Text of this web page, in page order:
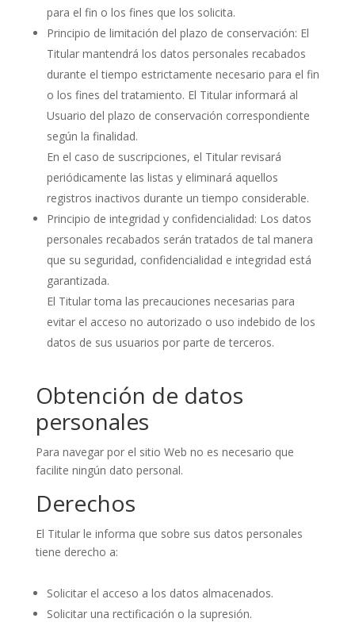
para el fin o los fines que los solicita.
Principio de limitación del plazo de conservación: El
Titular mantendrá los datos personales recabados
durante el tiempo estrictamente necesario para el fin
o los fines del tratamiento. El Titular informará al
Usuario del plazo de conservación correspondiente
según la finalidad.
En el caso de suscripciones, el Titular revisará
periódicamente las listas y eliminará aquellos
registros inactivos durante un tiempo considerable.
Principio de integridad y confidencialidad: Los datos
personales recabados serán tratados de tal manera
que su seguridad, confidencialidad e integridad está
garantizada.
El Titular toma las precauciones necesarias para
evitar el acceso no autorizado o uso indebido de los
datos de sus usuarios por parte de terceros.
Obtención de datos
personales
Para navegar por el sitio Web no es necesario que
facilite ningún dato personal.
Derechos
El Titular le informa que sobre sus datos personales
tiene derecho a:
Solicitar el acceso a los datos almacenados.
Solicitar una rectificación o la supresión.